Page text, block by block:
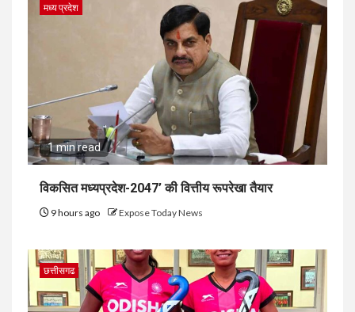
मध्य प्रदेश
1 min read
विकसित मध्यप्रदेश-2047’ की वित्तीय रूपरेखा तैयार
9 hours ago Expose Today News
छत्तीसगढ